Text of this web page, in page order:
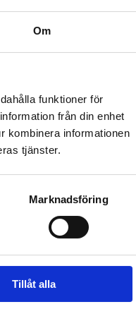
Om
funktioner för
från din enhet
kombinera informationen
tjänster.
Marknadsföring
Tillåt alla
1891329
Vipptryckknp 1-p gliml inf vit
Offereras